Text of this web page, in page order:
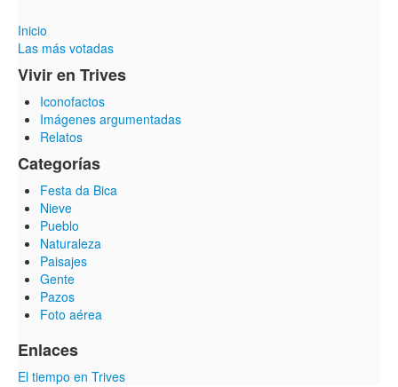
Inicio
Las más votadas
Vivir en Trives
Iconofactos
Imágenes argumentadas
Relatos
Categorías
Festa da Bica
Nieve
Pueblo
Naturaleza
Paisajes
Gente
Pazos
Foto aérea
Enlaces
El tiempo en Trives